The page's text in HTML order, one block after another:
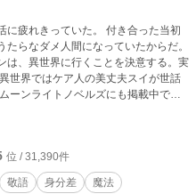
に疲れきっていた。 付き合った当初
らなダメ人間になっていたからだ。
は、異世界に行くことを決意する。実
世界ではケア人の美丈夫スイが世話
ーンライトノベルズにも掲載中で
位 / 31,390件
敬語 身分差
魔法